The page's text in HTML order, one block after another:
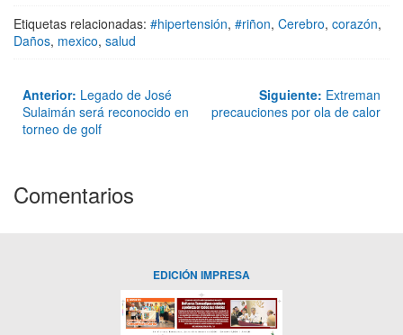
Etiquetas relacionadas: #hipertensión, #riñon, Cerebro, corazón,
Daños, mexico, salud
Anterior: Legado de José
Sulaimán será reconocido en
torneo de golf
Siguiente: Extreman
precauciones por ola de calor
Comentarios
EDICIÓN IMPRESA